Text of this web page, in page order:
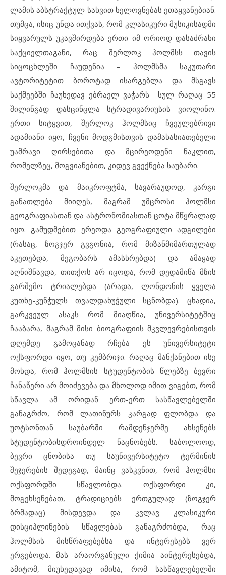
ლამის აბსტრაქტულ სახვით ხელოვნებას ეთაყვანებიან.
თუმცა, ისიც უნდა ითქვას, რომ კლასიკური მუსიკისადმი
სიყვარულს უკავშირდება ერთი იმ ორიოდ დასაძრახი
საქციელთაგანი, რაც შერლოკ ჰოლმსს თავის
სიცოცხლეში ჩაუდენია – ჰოლმსმა საკუთარი
ავტორიტეტით ბოროტად ისარგებლა და მსგავს
საქმეებში ჩაუხედავ ებრაელ ვაჭარს სულ რაღაც 55
შილინგად დასცინცლა სტრადივარიუსის ვიოლინო.
ერთი სიტყვით, შერლოკ ჰოლმსიც ჩვეულებრივი
ადამიანი იყო, ჩვენი მოდგმისთვის დამახასიათებელი
უამრავი ღირსებითა და მცირეოდენი ნაკლით,
რომელზეც, მოგვიანებით, კიდევ გვექნება საუბარი.
შერლოკმა და მაიკროფტმა, სავარაუდოდ, კარგი
განათლება მიიღეს, მაგრამ უმცროსი ჰოლმსი
გეოგრაფიასთან და ასტრონომიასთან ცოტა მწყრალად
იყო. გამუდმებით ერეოდა გეოგრაფიული ადგილები
(რასაც, ზოგჯერ გვგონია, რომ მიზანმიმართულად
აკეთებდა, მეგობარს ამასხრებდა) და ამაყად
აღნიშნავდა, თითქოს არ იცოდა, რომ დედამიწა მზის
გარშემო ტრიალებდა (არადა, ლონდონის ყველა
კუთხე-კუნჭულს თვალდახუჭული სცნობდა). ცხადია,
გარკვეულ ასაკს რომ მიაღწია, უნივერსიტეტშიც
ჩააბარა, მაგრამ მისი ბიოგრაფიის მკვლევრებისთვის
დღემდე გამოცანად რჩება ეს უნივერსიტეტი
ოქსფორდი იყო, თუ კემბრიჯი. რაღაც მანქანებით ისე
მოხდა, რომ ჰოლმსის სტუდენტობის წლებზე ბევრი
ჩანაწერი არ მოიძევება და მხოლოდ იმით ვიგებთ, რომ
სწავლა ამ ორიდან ერთ-ერთ სასწავლებელში
განაგრძო, რომ ლათინურს კარგად ფლობდა და
უოტსონთან საუბარში რამდენჯერმე ახსენებს
სტუდენტობისდროინდელ ნაცნობებს. საბოლოოდ,
ბევრი ცნობისა თუ საუნივერსიტეტო ტერმინის
შეჯერების შედეგად, მაინც ვასკვნით, რომ ჰოლმსი
ოქსფორდში სწავლობდა. ოქსფორდი კი,
მოგეხსენებათ, ტრადიციებს ერთგულად (ზოგჯერ
ბრმადაც) მისდევდა და კვლავ კლასიკური
დისციპლინების სწავლებას განაგრძობდა, რაც
ჰოლმსის მისწრაფებებსა და ინტერესებს ვერ
ერგებოდა. მას არაორგანული ქიმია აინტერესებდა,
ამიტომ, მიუხედავად იმისა, რომ სასწავლებელში